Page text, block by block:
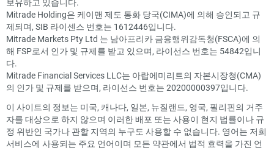
Mitrade Holding은 케이맨 제도 통화 당국(CIMA)에 의해 승인되고 규
제되며, SIB 라이센스 번호는 1612446입니다.
Mitrade Markets Pty Ltd 는 남아프리카 금융행위감독청(FSCA)에 의
해 FSP로서 인가 및 규제를 받고 있으며, 라이선스 번호는 54842입니
다.
Mitrade Financial Services LLC는 아랍에미리트의 자본시장청(CMA)
의 인가 및 규제를 받으며, 라이선스 번호는 20200000397입니다.
이 사이트의 정보는 미국, 캐나다, 일본, 뉴질랜드, 영국, 필리핀의 거주
자를 대상으로 하지 않으며 이러한 배포 또는 사용이 현지 법률이나 규
정 위반인 국가나 관할 지역의 누구도 사용할 수 없습니다. 영어는 저희
서비스에 사용되는 주요 언어이며 모든 약관에서 법적 효력을 가진 언